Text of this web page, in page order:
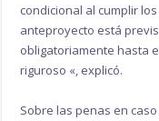
condicional al cumplir
anteproyecto está
obligatoriamente hasta
riguroso «, explicó.
Sobre las penas en